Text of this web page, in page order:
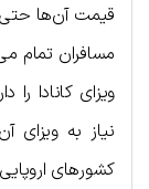
مسافران تمام
ویزای کانادا
نیاز به
کشورهای